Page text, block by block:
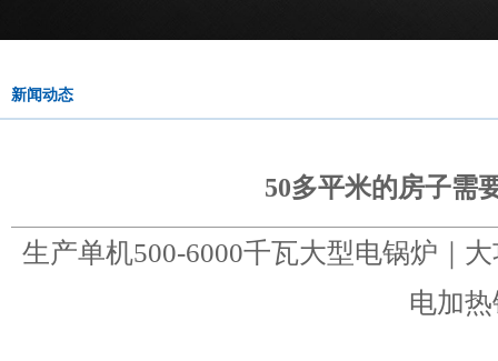
新闻动态
50多平米的房子需
生产单机500-6000千瓦大型电锅炉｜
电加